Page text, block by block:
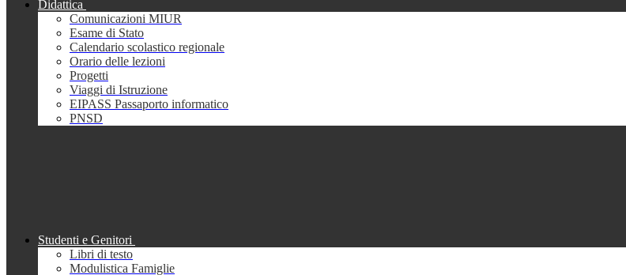
Didattica
Comunicazioni MIUR
Esame di Stato
Calendario scolastico regionale
Orario delle lezioni
Progetti
Viaggi di Istruzione
EIPASS Passaporto informatico
PNSD
Studenti e Genitori
Libri di testo
Modulistica Famiglie